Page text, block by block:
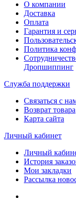
О компании
Доставка
Оплата
Гарантия и
Политика
Дропшиппинг
Служба поддержки
Связаться с
Возврат товара
Карта сайта
Личный кабинет
Личный
История
Мои закладки
Рассылка